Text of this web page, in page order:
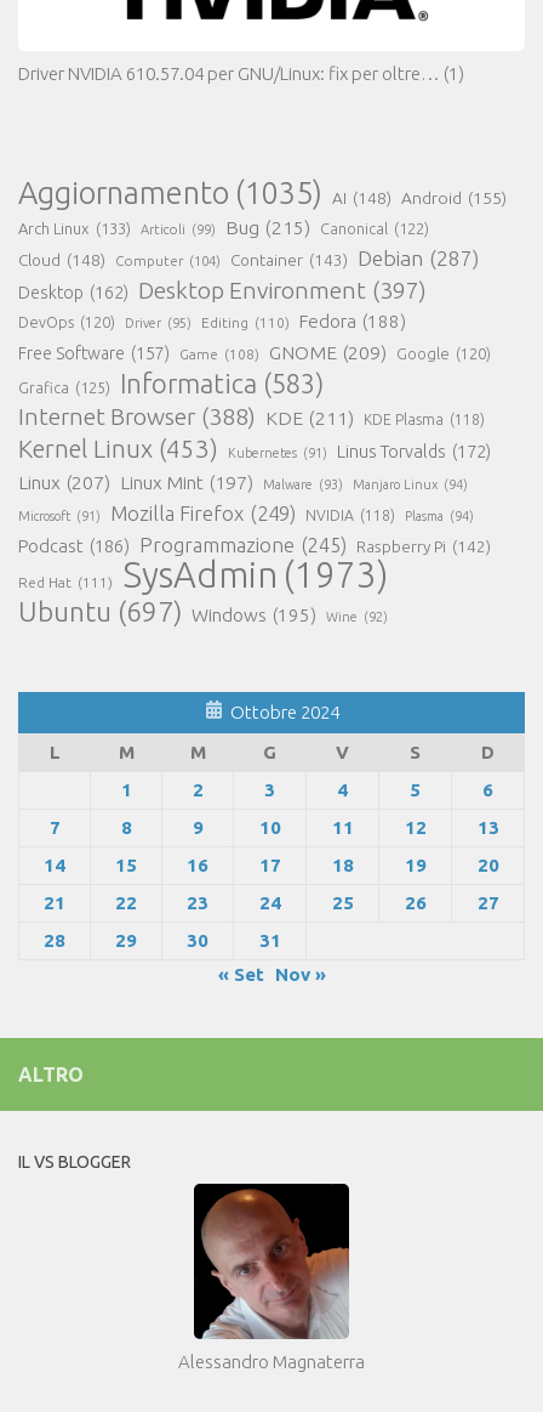
Driver NVIDIA 610.57.04 per GNU/Linux: fix per oltre… (1)
Aggiornamento (1035) AI (148) Android (155)
Arch Linux (133) Articoli (99) Bug (215) Canonical (122)
Cloud (148) Computer (104) Container (143) Debian (287)
Desktop (162) Desktop Environment (397)
DevOps (120) Driver (95) Editing (110) Fedora (188)
Free Software (157) Game (108) GNOME (209) Google (120)
Grafica (125) Informatica (583)
Internet Browser (388) KDE (211) KDE Plasma (118)
Kernel Linux (453) Kubernetes (91) Linus Torvalds (172)
Linux (207) Linux Mint (197) Malware (93) Manjaro Linux (94)
Microsoft (91) Mozilla Firefox (249) NVIDIA (118) Plasma (94)
Podcast (186) Programmazione (245) Raspberry Pi (142)
Red Hat (111) SysAdmin (1973)
Ubuntu (697) Windows (195) Wine (92)
Ottobre 2024
L
M M G V S
D
1
2 3 4 5
6
7
8 9 10 11 12
13
14
15 16 17 18 19
20
21
22 23 24 25 26
27
28
29 30
31
« Set
Nov »
ALTRO
IL VS BLOGGER
Alessandro Magnaterra